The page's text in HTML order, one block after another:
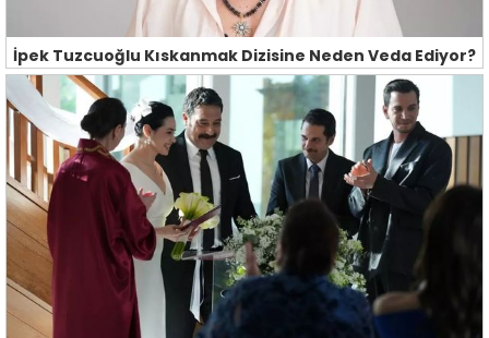
İpek Tuzcuoğlu Kıskanmak Dizisine Neden Veda Ediyor?